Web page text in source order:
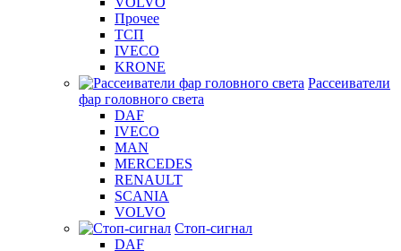
Прочее
ТСП
IVECO
KRONE
Рассеиватели
фар головного света
DAF
IVECO
MAN
MERCEDES
RENAULT
SCANIA
VOLVO
Стоп-сигнал
DAF